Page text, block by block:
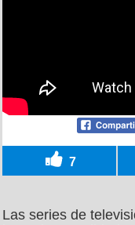
7
Las series de